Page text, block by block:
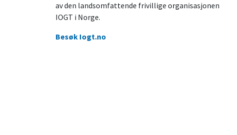
av den landsomfattende frivillige organisasjonen
IOGT i Norge.
Besøk Iogt.no